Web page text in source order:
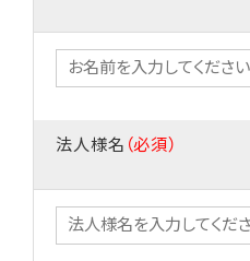
法人様名 （必須）